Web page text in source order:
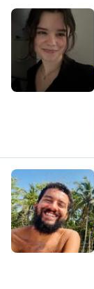
C
R